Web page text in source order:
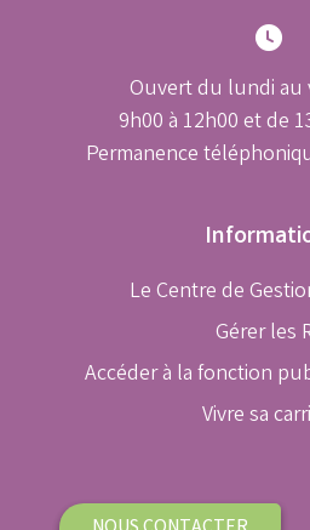
Ouvert du lundi au
9h00 à 12h00 et de
Permanence
Le Centre de
Gérer les
Accéder à la fonction
Vivre sa